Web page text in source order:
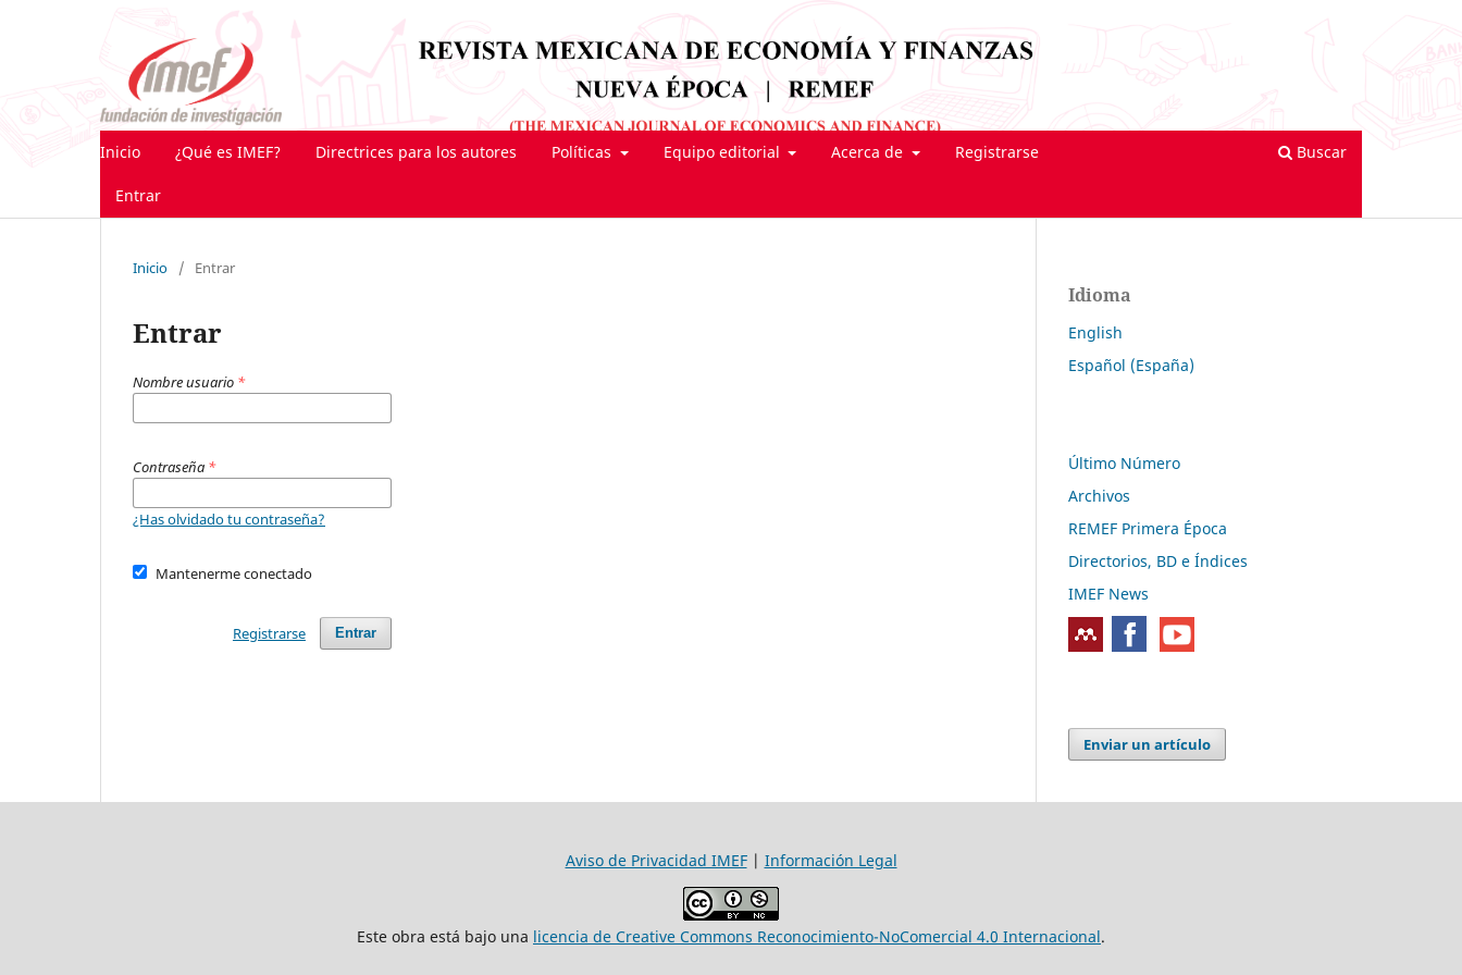
Inicio ¿Qué es IMEF? Directrices para los autores Políticas Equipo editorial Acerca de Registrarse
Entrar
Buscar
Inicio / Entrar
Entrar
Nombre usuario *
Contraseña *
¿Has olvidado tu contraseña?
Mantenerme conectado
Entrar
Registrarse
Idioma
English
Español (España)
Último Número
Archivos
REMEF Primera Época
Directorios, BD e Índices
IMEF News
Enviar un artículo
Aviso de Privacidad IMEF| Información Legal
Este obra está bajo una licencia de Creative Commons Reconocimiento-NoComercial 4.0 Internacional.